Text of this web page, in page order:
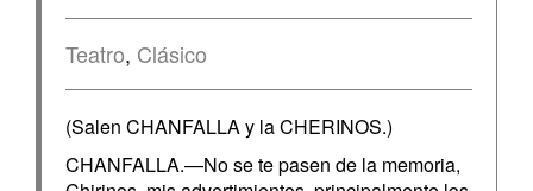
Teatro, Clásico
(Salen CHANFALLA y la CHERINOS.)
CHANFALLA.—No se te pasen de la memoria,